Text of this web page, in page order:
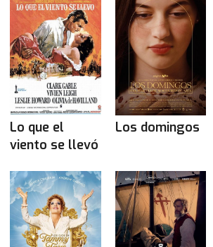
Lo que el
viento se llevó
Los domingos